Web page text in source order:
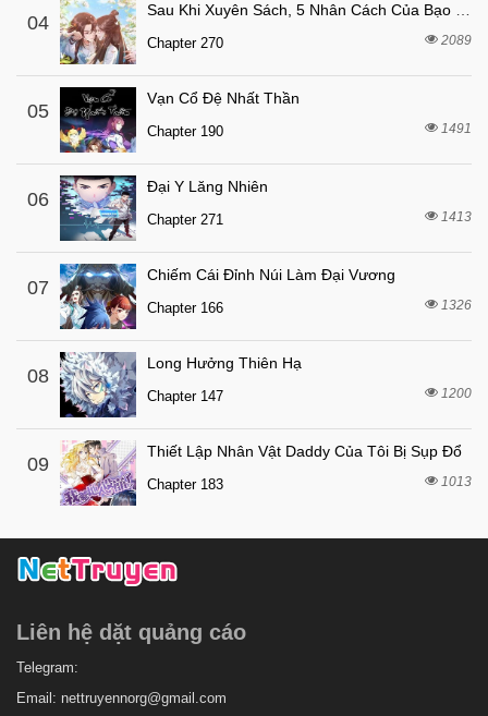
Chapter Chuong 56 5 tháng trước
Chapter Chuong 55
Chapter Chuong 54 5 tháng trước
Chapter Chuong 53
Chapter Chuong 52 5 tháng trước
Chapter Chuong 51
Chapter 50
Chapter 49 5 tháng trước
Chapter 48
Chapter 47 5 tháng trước
Chapter 45
Chapter 44
Chapter 43 5 tháng trước
Chapter 42
Chapter 40
Chapter 38 5 tháng trước
Chapter 37
Chapter 36
04
Chapter 270 2089
05
Vạn Cổ Đệ Nhất Thần
Chapter 190 1491
06
Đại Y Lăng Nhiên
Chapter 271 1413
07
Chiếm Cái Đỉnh Núi Làm Đại Vương
Chapter 166 1326
08
Long Hưởng Thiên Hạ
Chapter 147 1200
09
Thiết Lập Nhân Vật Daddy Của Tôi Bị Sụp Đổ
Chapter 183 1013
Liên hệ dặt quảng cáo
Telegram:
Email: nettruyennorg@gmail.com